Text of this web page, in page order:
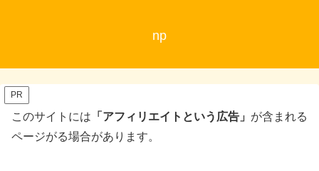
np
PR
このサイトには 「アフィリエイトという広告」 が含まれる
ページがる場合があります。